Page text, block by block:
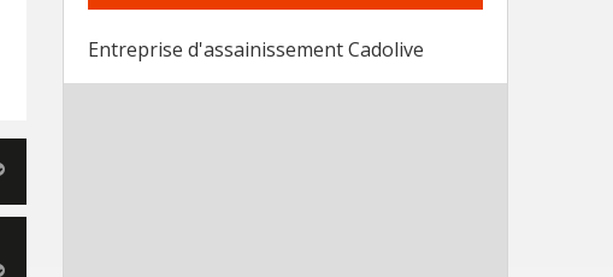
Entreprise d'assainissement Cadolive